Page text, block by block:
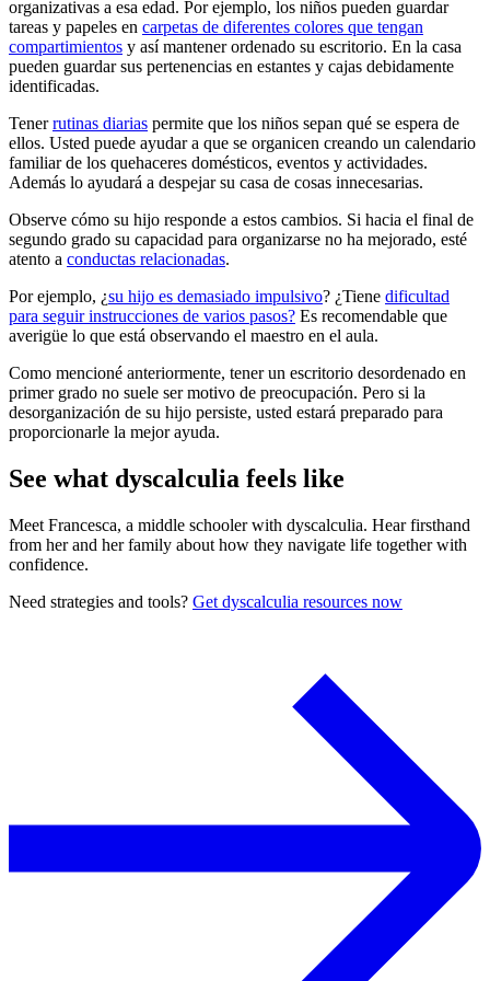
organizativas a esa edad. Por ejemplo, los niños pueden guardar
tareas y papeles en carpetas de diferentes colores que tengan
compartimientos y así mantener ordenado su escritorio. En la casa
pueden guardar sus pertenencias en estantes y cajas debidamente
identificadas.
Tenerrutinas diarias permite que los niños sepan qué se espera de
ellos. Usted puede ayudar a que se organicen creando un calendario
familiar de los quehaceres domésticos, eventos y actividades.
Además lo ayudará a despejar su casa de cosas innecesarias.
Observe cómo su hijo responde a estos cambios. Si hacia el final de
segundo grado su capacidad para organizarse no ha mejorado, esté
atento a conductas relacionadas.
Por ejemplo, ¿su hijo es demasiado impulsivo? ¿Tiene dificultad
para seguir instrucciones de varios pasos? Es recomendable que
averigüe lo que está observando el maestro en el aula.
Como mencioné anteriormente, tener un escritorio desordenado en
primer grado no suele ser motivo de preocupación. Pero si la
desorganización de su hijo persiste, usted estará preparado para
proporcionarle la mejor ayuda.
See what dyscalculia feels like
Meet Francesca, a middle schooler with dyscalculia. Hear firsthand
from her and her family about how they navigate life together with
confidence.
Need strategies and tools? Get dyscalculia resources now